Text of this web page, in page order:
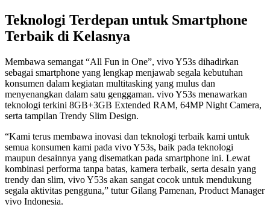
Teknologi Terdepan untuk Smartphone
Terbaik di Kelasnya
Membawa semangat “All Fun in One”, vivo Y53s dihadirkan
sebagai smartphone yang lengkap menjawab segala kebutuhan
konsumen dalam kegiatan multitasking yang mulus dan
menyenangkan dalam satu genggaman. vivo Y53s menawarkan
teknologi terkini 8GB+3GB Extended RAM, 64MP Night Camera,
serta tampilan Trendy Slim Design.
“Kami terus membawa inovasi dan teknologi terbaik kami untuk
semua konsumen kami pada vivo Y53s, baik pada teknologi
maupun desainnya yang disematkan pada smartphone ini. Lewat
kombinasi performa tanpa batas, kamera terbaik, serta desain yang
trendy dan slim, vivo Y53s akan sangat cocok untuk mendukung
segala aktivitas pengguna,” tutur Gilang Pamenan, Product Manager
vivo Indonesia.